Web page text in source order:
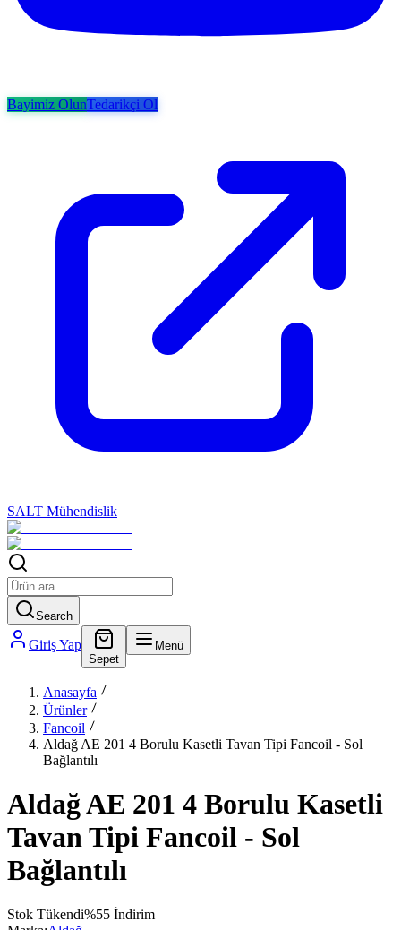
Bayimiz OlunTedarikçi Ol
SALT Mühendislik
Search
Giriş Yap
Sepet
Menü
Anasayfa
Ürünler
Fancoil
Aldağ AE 201 4 Borulu Kasetli Tavan Tipi Fancoil - Sol
Bağlantılı
Aldağ AE 201 4 Borulu Kasetli
Tavan Tipi Fancoil - Sol
Bağlantılı
Stok Tükendi%55 İndirim